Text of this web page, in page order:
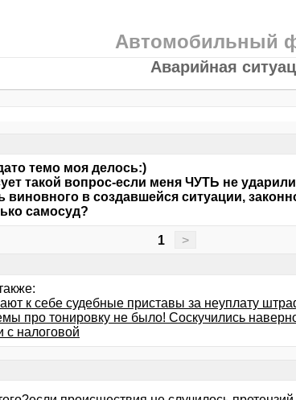
Автомобильный
Аварийная
темо моя делось:)
такой вопрос-если меня ЧУТЬ не
виновного в создавшейся ситуации,
самосуд?
1 >
к себе судебные приставы за неуплату
про тонировку не было! Соскучились
с налоговой